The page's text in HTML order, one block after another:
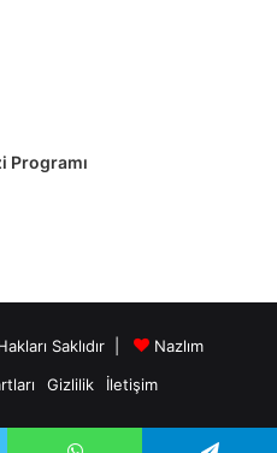
Programı
Saklıdır |
Nazlım
Gizlilik İletişim